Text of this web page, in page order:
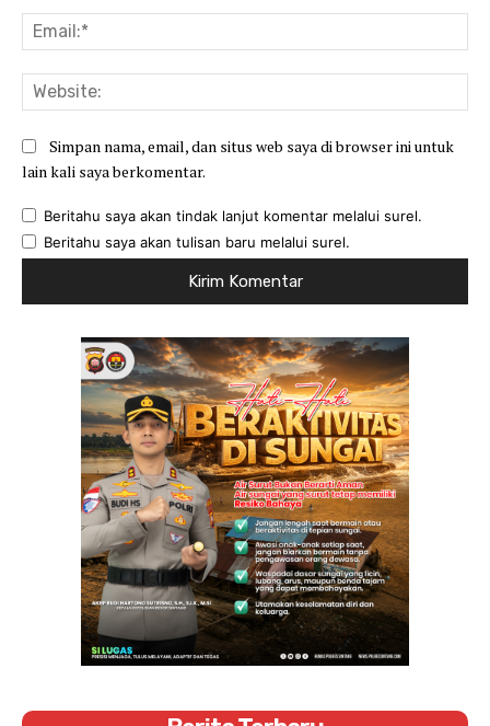
Simpan nama, email, dan situs web saya di browser ini untuk
lain kali saya berkomentar.
Beritahu saya akan tindak lanjut komentar melalui surel.
Beritahu saya akan tulisan baru melalui surel.